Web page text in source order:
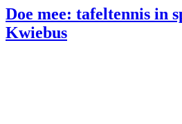
Doe mee: tafeltennis in
Kwiebus